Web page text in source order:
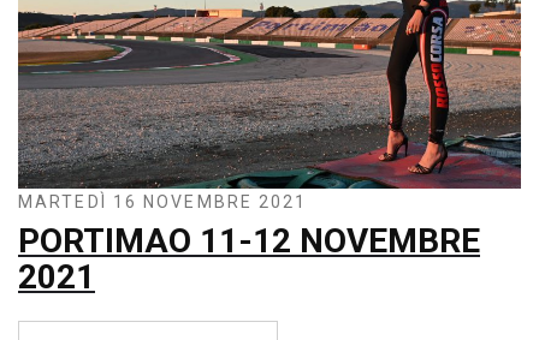
MARTEDÌ 16 NOVEMBRE 2021
PORTIMAO 11-12 NOVEMBRE
2021